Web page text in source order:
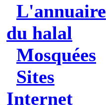
L'annuaire
du halal
Mosquées
Sites
Internet